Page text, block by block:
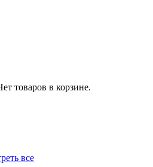
товаров в корзине.
все